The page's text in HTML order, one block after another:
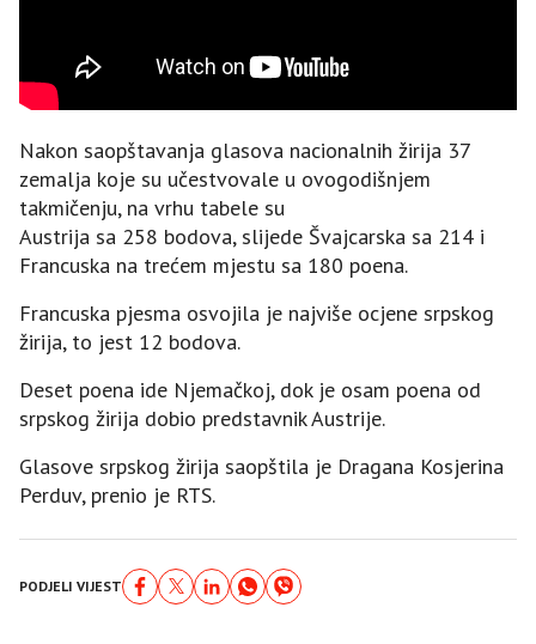
Nakon saopštavanja glasova nacionalnih žirija 37
zemalja koje su učestvovale u ovogodišnjem
takmičenju, na vrhu tabele su
Austrija sa 258 bodova, slijede Švajcarska sa 214 i
Francuska na trećem mjestu sa 180 poena.
Francuska pjesma osvojila je najviše ocjene srpskog
žirija, to jest 12 bodova.
Deset poena ide Njemačkoj, dok je osam poena od
srpskog žirija dobio predstavnik Austrije.
Glasove srpskog žirija saopštila je Dragana Kosjerina
Perduv, prenio je RTS.
PODJELI VIJEST